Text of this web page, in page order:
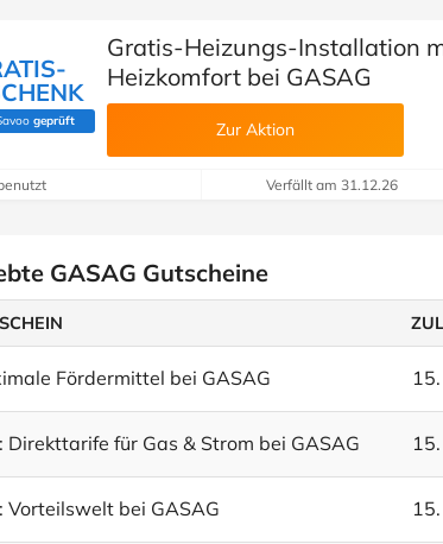
geprüft
(Von Savoo geprüft)
Gratis-Heizungs-Installation
Heizkomfort bei GASAG
Zur Aktion
Verfällt am 31.12.26
GASAG Gutscheine
Fördermittel bei GASAG
Direkttarife für Gas & Strom bei GASAG
Vorteilswelt bei GASAG